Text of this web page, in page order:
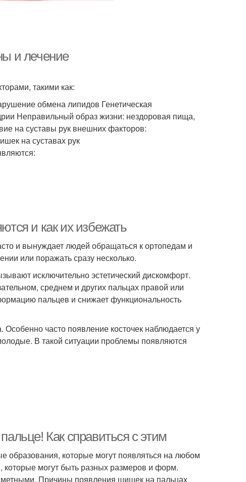
и лечение
такими как:
обмена липидов Генетическая
Неправильный образ жизни: нездоровая пища,
на суставы рук внешних факторов:
на суставах рук
и как их избежать
и вынуждает людей обращаться к ортопедам и
или поражать сразу несколько.
исключительно эстетический дискомфорт.
среднем и других пальцах правой или
пальцев и снижает функциональность
часто появление косточек наблюдается у
В такой ситуации проблемы появляются
Как справиться с этим
которые могут появляться на любом
которые могут быть разных размеров и форм.
Причины появления шишек на пальцах